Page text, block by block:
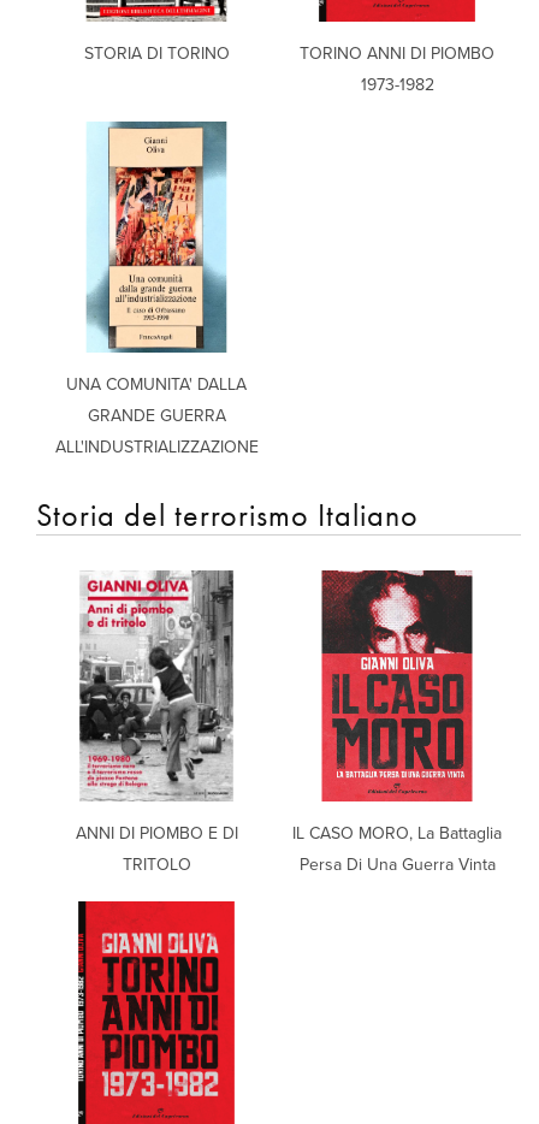
STORIA DI TORINO
TORINO ANNI DI PIOMBO
1973-1982
UNA COMUNITA' DALLA
GRANDE GUERRA
ALL'INDUSTRIALIZZAZIONE
Storia del terrorismo Italiano
ANNI DI PIOMBO E DI
TRITOLO
IL CASO MORO, La Battaglia
Persa Di Una Guerra Vinta